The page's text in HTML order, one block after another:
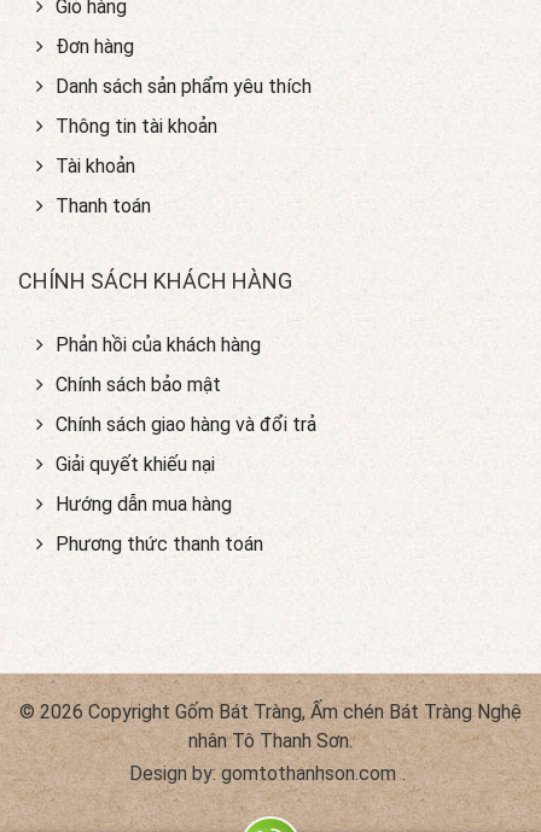
Giỏ hàng
Đơn hàng
Danh sách sản phẩm yêu thích
Thông tin tài khoản
Tài khoản
Thanh toán
CHÍNH SÁCH KHÁCH HÀNG
Phản hồi của khách hàng
Chính sách bảo mật
Chính sách giao hàng và đổi trả
Giải quyết khiếu nại
Hướng dẫn mua hàng
Phương thức thanh toán
© 2026 Copyright Gốm Bát Tràng, Ấm chén Bát Tràng Nghệ
nhân Tô Thanh Sơn.
Design by: gomtothanhson.com